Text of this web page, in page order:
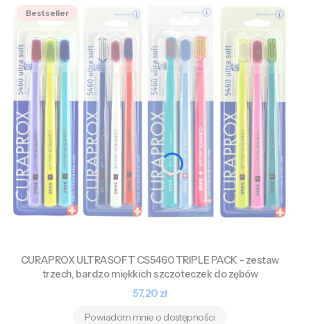
Bestseller
CURAPROX ULTRASOFT CS5460 TRIPLE PACK - zestaw
trzech, bardzo miękkich szczoteczek do zębów
Cena
57,20 zł
Powiadom mnie o dostępności